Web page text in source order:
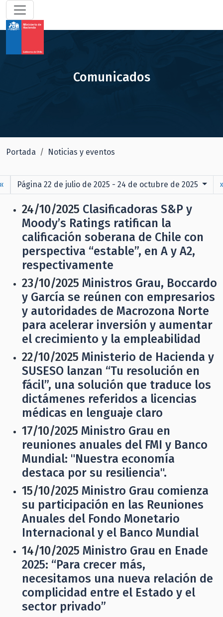
Comunicados
Portada Noticias y eventos
Página 22 de julio de 2025 - 24 de octubre de 2025
24/10/2025 Clasificadoras S&P y
Moody’s Ratings ratifican la
calificación soberana de Chile con
perspectiva “estable”, en A y A2,
respectivamente
23/10/2025 Ministros Grau, Boccardo
y García se reúnen con empresarios
y autoridades de Macrozona Norte
para acelerar inversión y aumentar
el crecimiento y la empleabilidad
22/10/2025 Ministerio de Hacienda y
SUSESO lanzan “Tu resolución en
fácil”, una solución que traduce los
dictámenes referidos a licencias
médicas en lenguaje claro
17/10/2025 Ministro Grau en
reuniones anuales del FMI y Banco
Mundial: "Nuestra economía
destaca por su resiliencia".
15/10/2025 Ministro Grau comienza
su participación en las Reuniones
Anuales del Fondo Monetario
Internacional y el Banco Mundial
14/10/2025 Ministro Grau en Enade
2025: “Para crecer más,
necesitamos una nueva relación de
complicidad entre el Estado y el
sector privado”